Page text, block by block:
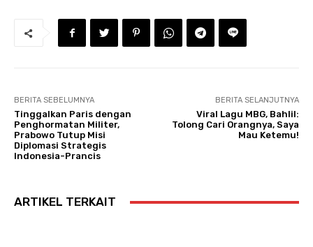
BERITA SEBELUMNYA
Tinggalkan Paris dengan
Penghormatan Militer,
Prabowo Tutup Misi
Diplomasi Strategis
Indonesia-Prancis
BERITA SELANJUTNYA
Viral Lagu MBG, Bahlil:
Tolong Cari Orangnya, Saya
Mau Ketemu!
ARTIKEL TERKAIT